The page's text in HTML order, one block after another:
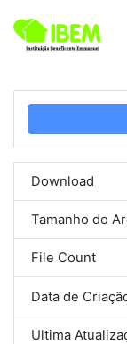
Download
Tamanho do
File Count
Data de
Ultima